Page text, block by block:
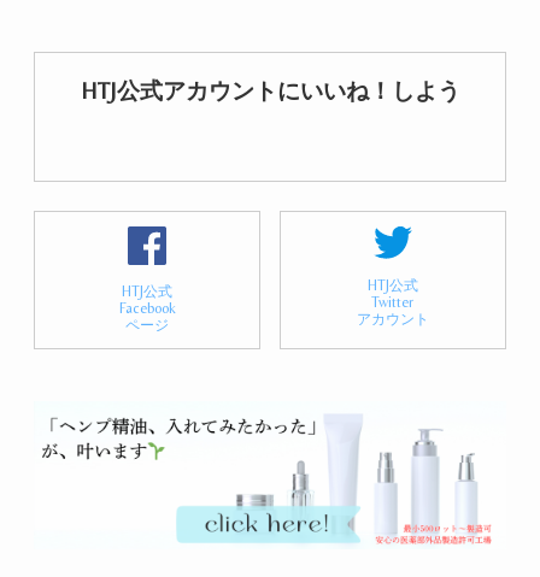
HTJ公式アカウントにいいね！しよう
HTJ公式
Facebook
ページ
HTJ公式
Twitter
アカウント